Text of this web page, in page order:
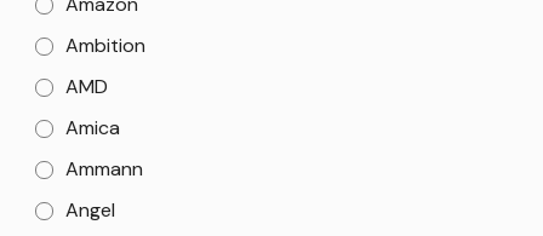
Ambition
AMD
Amica
Ammann
Angel